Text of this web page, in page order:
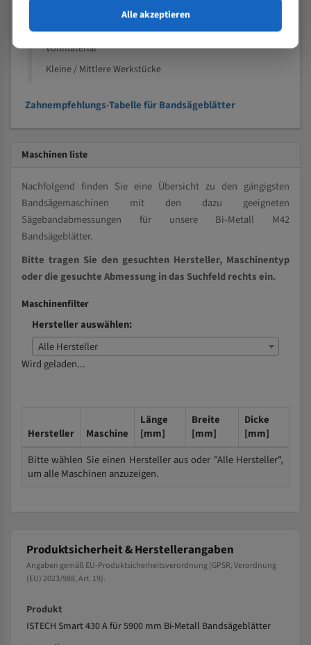
Speziell entwickelt für Profile / Rohre
Kleine und mittlere Profile / Kleine Durchmesser
Vollmaterial
Kleine / Mittlere Werkstücke
Zahnempfehlungs-Tabelle für Bandsägeblätter
Maschinen liste
Nachfolgend finden Sie eine Übersicht zu den gängigsten
Bandsägemaschinen mit den dazu geeigneten
Sägebandabmessungen für unsere Bi-Metall M42
Bandsägeblätter.
Bitte tragen Sie den gesuchten Hersteller, Maschinentyp
oder die gesuchte Abmessung in das Suchfeld rechts ein.
Maschinenfilter
Hersteller auswählen:
Alle Hersteller
Wird geladen...
Hersteller Maschine
Länge
[mm]
Breite
[mm]
Dicke
[mm]
Bitte wählen Sie einen Hersteller aus oder "Alle Hersteller",
um alle Maschinen anzuzeigen.
Produktsicherheit & Herstellerangaben
Angaben gemäß EU-Produktsicherheitsverordnung (GPSR, Verordnung
(EU) 2023/988, Art. 19).
Produkt
ISTECH Smart 430 A für 5900 mm Bi-Metall Bandsägeblätter
Alle akzeptieren